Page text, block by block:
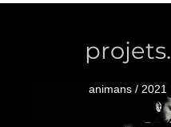
projets.
animans / 2021